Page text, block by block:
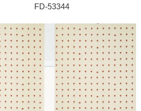
53344